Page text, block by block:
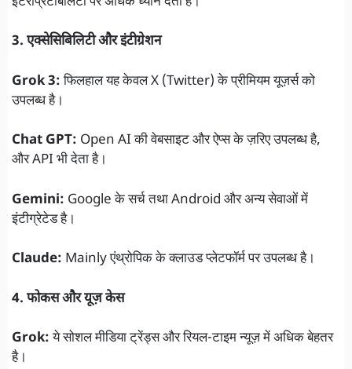
3. एक्सेसिबिलिटी और इंटीग्रेशन
Grok 3:फिलहाल यह केवल X (Twitter) के प्रीमियम यूज़र्स को
उपलब्ध है।
Chat GPT: Open AI की वेबसाइट और ऐप्स के ज़रिए उपलब्ध है,
और API भी देता है।
Gemini: Google के सर्च तथा Android और अन्य सेवाओं में
इंटीग्रेटेड है।
Claude: Mainly एंथ्रोपिक के क्लाउड प्लेटफॉर्म पर उपलब्ध है।
4. फोकस और यूज़ केस
Grok:ये सोशल मीडिया ट्रेंड्स और रियल-टाइम न्यूज़ में अधिक बेहतर
है।